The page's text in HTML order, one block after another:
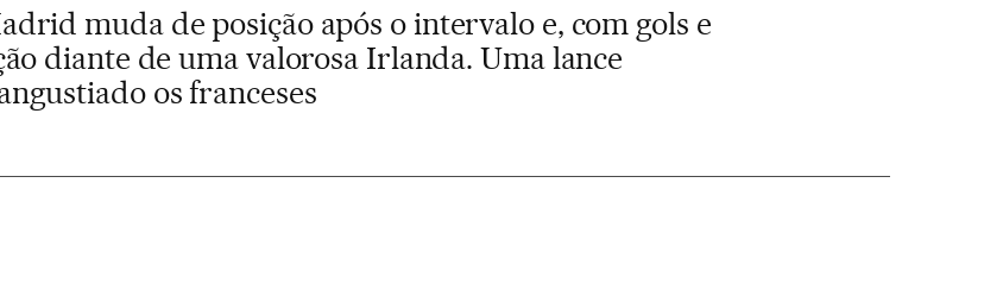
muda de posição após o intervalo e, com gols e
diante de uma valorosa Irlanda. Uma lance
os franceses